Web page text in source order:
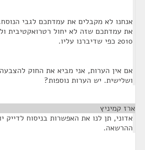
אנחנו לא מקבלים את עמדתכם לגבי
את עמדתכם שזה לא יחול רטרואקטיבית
2010 כפי שדיברנו עליו.
אם אין הערות, אני מביא את החוק
ושלישית. יש הערות נוספות?
ארז קמיניץ
אדוני, תן לנו את האפשרות בניסוח לדייק
ההרשאה.